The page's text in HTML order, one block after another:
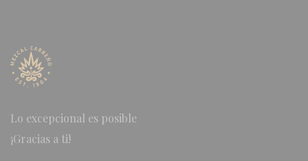
Lo excepcional es posible
¡Gracias a ti!